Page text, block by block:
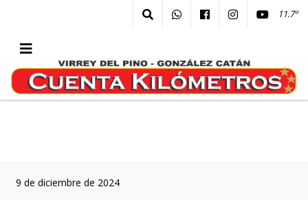
11.7º
9 de diciembre de 2024